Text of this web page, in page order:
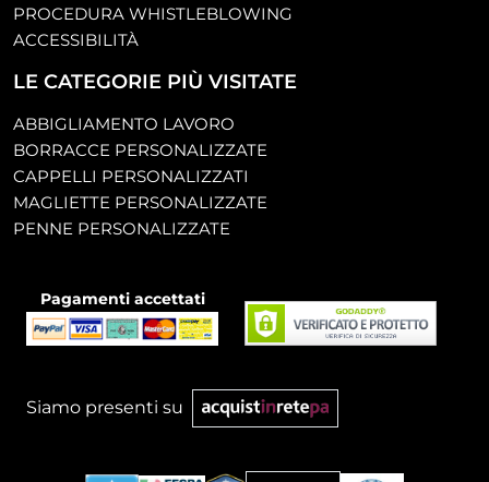
PROCEDURA WHISTLEBLOWING
ACCESSIBILITÀ
LE CATEGORIE PIÙ VISITATE
ABBIGLIAMENTO LAVORO
BORRACCE PERSONALIZZATE
CAPPELLI PERSONALIZZATI
MAGLIETTE PERSONALIZZATE
PENNE PERSONALIZZATE
Pagamenti accettati
Siamo presenti su